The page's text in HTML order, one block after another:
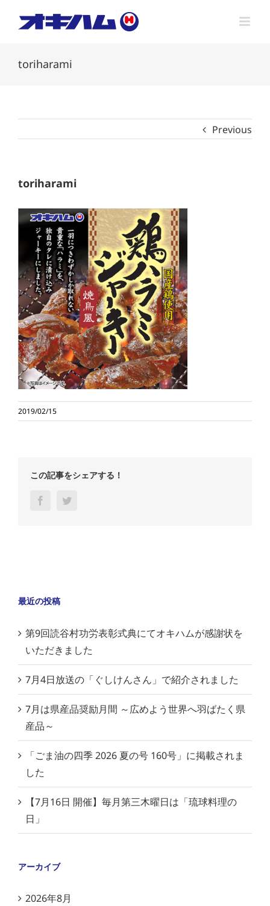
toriharami
Previous
toriharami
2019/02/15
この記事をシェアする！
Facebook
最近の投稿
第9回読谷村功労表彰式典にてオキハムが感謝状を
いただきました
7月4日放送の「ぐしけんさん」で紹介されました
7月は県産品奨励月間 ～広めよう世界へ羽ばたく県
産品～
「ごま油の四季 2026 夏の号 160号」に掲載されま
した
【7月16日 開催】毎月第三木曜日は「琉球料理の
日」
アーカイブ
2026年8月